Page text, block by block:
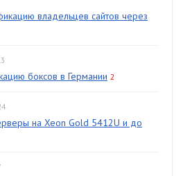
владельцев сайтов через
боксов в Германии 2
на Xeon Gold 5412U и до